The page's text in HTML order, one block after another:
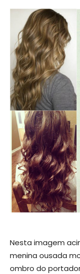
Nesta imagem
menina ousada
ombro do